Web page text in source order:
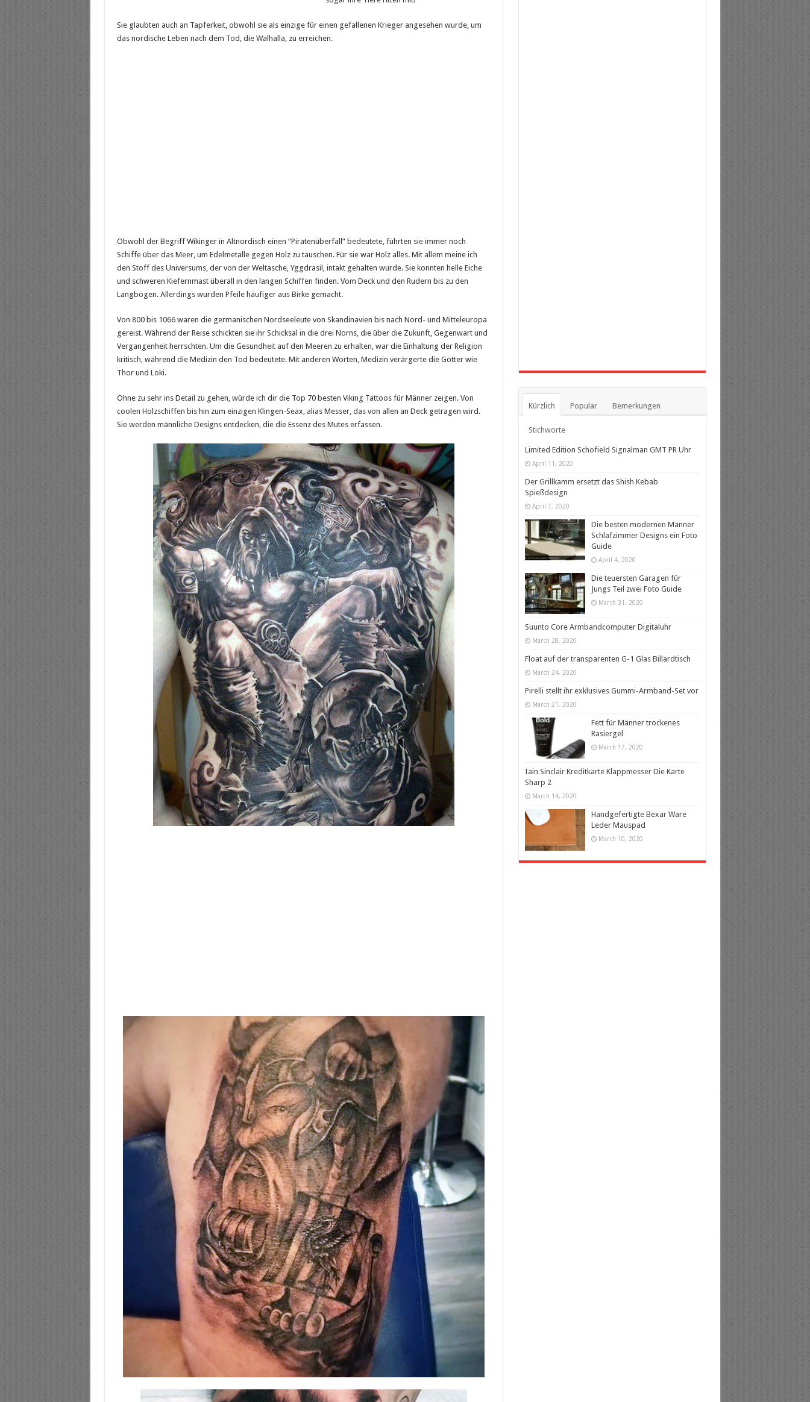
Sie glaubten auch an Tapferkeit, obwohl sie als einzige für einen gefallenen Krieger angesehen wurde, um
das nordische Leben nach dem Tod, die Walhalla, zu erreichen.
Obwohl der Begriff Wikinger in Altnordisch einen “Piratenüberfall” bedeutete, führten sie immer noch
Schiffe über das Meer, um Edelmetalle gegen Holz zu tauschen. Für sie war Holz alles. Mit allem meine ich
den Stoff des Universums, der von der Weltasche, Yggdrasil, intakt gehalten wurde. Sie konnten helle Eiche
und schweren Kiefernmast überall in den langen Schiffen finden. Vom Deck und den Rudern bis zu den
Langbögen. Allerdings wurden Pfeile häufiger aus Birke gemacht.
Von 800 bis 1066 waren die germanischen Nordseeleute von Skandinavien bis nach Nord- und Mitteleuropa
gereist. Während der Reise schickten sie ihr Schicksal in die drei Norns, die über die Zukunft, Gegenwart und
Vergangenheit herrschten. Um die Gesundheit auf den Meeren zu erhalten, war die Einhaltung der Religion
kritisch, während die Medizin den Tod bedeutete. Mit anderen Worten, Medizin verärgerte die Götter wie
Thor und Loki.
Ohne zu sehr ins Detail zu gehen, würde ich dir die Top 70 besten Viking Tattoos für Männer zeigen. Von
coolen Holzschiffen bis hin zum einzigen Klingen-Seax, alias Messer, das von allen an Deck getragen wird.
Sie werden männliche Designs entdecken, die die Essenz des Mutes erfassen.
Kürzlich Popular Bemerkungen
Stichworte
Limited Edition Schofield Signalman GMT PR Uhr
April 11, 2020
Der Grillkamm ersetzt das Shish Kebab
Spießdesign
April 7, 2020
Die besten modernen Männer
Schlafzimmer Designs ein Foto
Guide
April 4, 2020
Die teuersten Garagen für
Jungs Teil zwei Foto Guide
March 31, 2020
Suunto Core Armbandcomputer Digitaluhr
March 28, 2020
Float auf der transparenten G-1 Glas Billardtisch
March 24, 2020
Pirelli stellt ihr exklusives Gummi-Armband-Set vor
March 21, 2020
Fett für Männer trockenes
Rasiergel
March 17, 2020
Iain Sinclair Kreditkarte Klappmesser Die Karte
Sharp 2
March 14, 2020
Handgefertigte Bexar Ware
Leder Mauspad
March 10, 2020